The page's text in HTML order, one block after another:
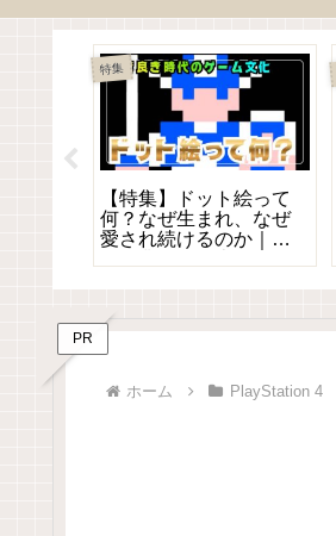
特集
【特集】ドット絵って
何？なぜ生まれ、なぜ
愛され続けるのか｜ゲ
PR
ホーム PlayStation 4